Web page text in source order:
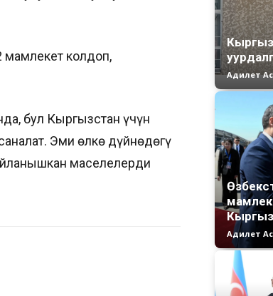
колдоп,
бул Кыргызстан үчүн
Эми өлкө дүйнөдөгү
маселелерди
Адилет
Адилет